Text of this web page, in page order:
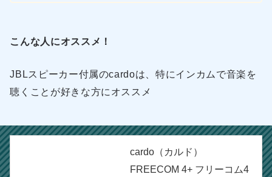
こんな人にオススメ！
JBLスピーカー付属のcardoは、特にインカムで音楽を
聴くことが好きな方にオススメ
cardo（カルド）
FREECOM 4+ フリーコム4